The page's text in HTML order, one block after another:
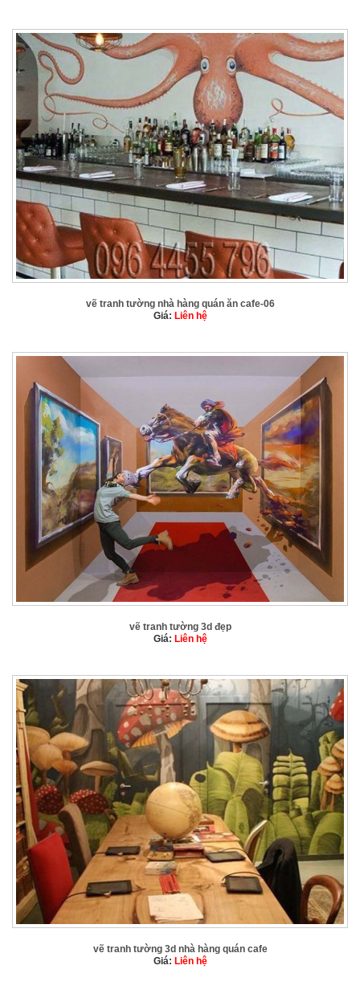
vẽ tranh tường nhà hàng quán ăn cafe-06
Giá: Liên hệ
vẽ tranh tường 3d đẹp
Giá: Liên hệ
vẽ tranh tường 3d nhà hàng quán cafe
Giá: Liên hệ